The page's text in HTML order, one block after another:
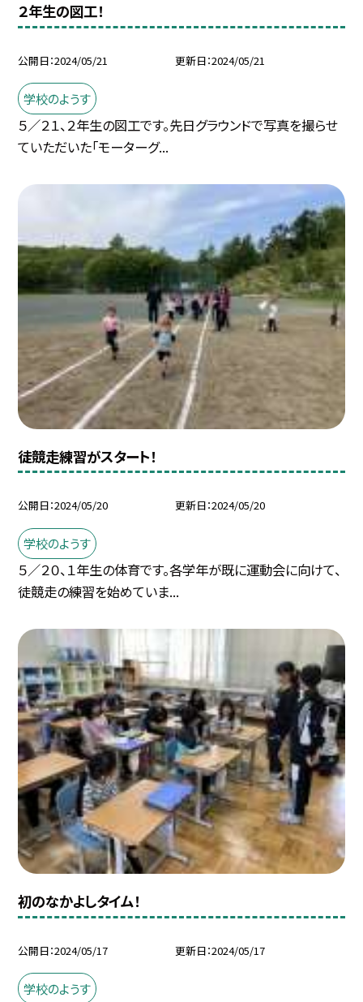
２年生の図工！
公開日 2024/05/21 更新日 2024/05/21
学校のようす
５／２１、２年生の図工です。先日グラウンドで写真を撮らせ
ていただいた「モーターグ...
徒競走練習がスタート！
公開日 2024/05/20 更新日 2024/05/20
学校のようす
５／２０、１年生の体育です。各学年が既に運動会に向けて、
徒競走の練習を始めていま...
初のなかよしタイム！
公開日 2024/05/17 更新日 2024/05/17
学校のようす